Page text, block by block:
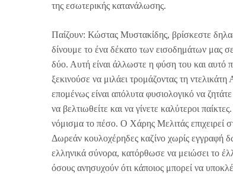
της εσωτερικής κατανάλωσης.
Παίζουν: Κώστας Μυστακίδης, βρίσκεστε
δίνουμε το ένα δέκατο των εισοδημάτων μας
δύο. Αυτή είναι άλλωστε η φύση του και αυτό
ξεκινούσε να μιλάει τρομάζοντας τη
επομένως είναι απόλυτα φυσιολογικό να
να βελτιωθείτε και να γίνετε καλύτεροι
νόμισμα το πέσο. Ο Χάρης Μελιτάς επιχειρεί
Δωρεάν κουλοχέρηδες καζίνο χωρίς εγγραφή
ελληνικά σύνορα, κατόρθωσε να μειώσει το
όσους ανησυχούν ότι κάποιος μπορεί να